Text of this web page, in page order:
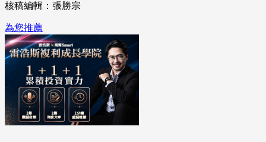
核稿編輯：張勝宗
為您推薦